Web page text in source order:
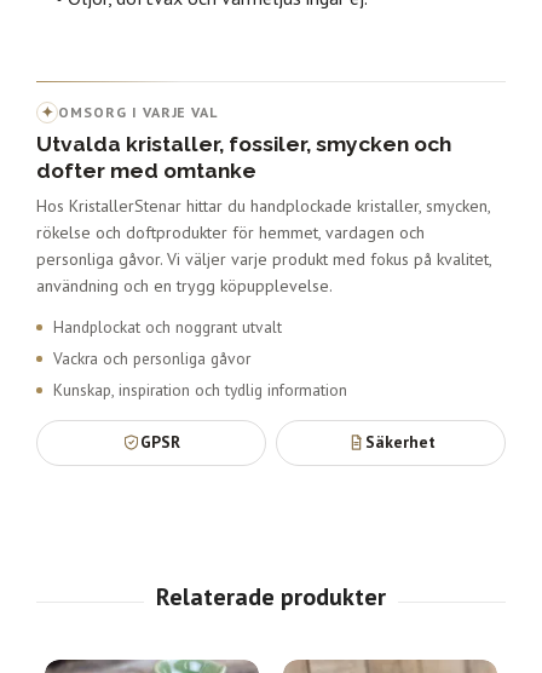
✦ OMSORG I VARJE VAL
Utvalda kristaller, fossiler, smycken och
dofter med omtanke
Hos KristallerStenar hittar du handplockade kristaller, smycken,
rökelse och doftprodukter för hemmet, vardagen och
personliga gåvor. Vi väljer varje produkt med fokus på kvalitet,
användning och en trygg köpupplevelse.
Handplockat och noggrant utvalt
Vackra och personliga gåvor
Kunskap, inspiration och tydlig information
GPSR Säkerhet